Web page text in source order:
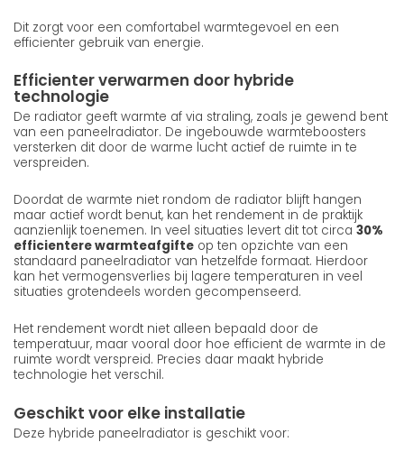
Dit zorgt voor een comfortabel warmtegevoel en een
efficienter gebruik van energie.
Efficienter verwarmen door hybride
technologie
De radiator geeft warmte af via straling, zoals je gewend bent
van een paneelradiator. De ingebouwde warmteboosters
versterken dit door de warme lucht actief de ruimte in te
verspreiden.
Doordat de warmte niet rondom de radiator blijft hangen
maar actief wordt benut, kan het rendement in de praktijk
aanzienlijk toenemen. In veel situaties levert dit tot circa 30%
efficientere warmteafgifte op ten opzichte van een
standaard paneelradiator van hetzelfde formaat. Hierdoor
kan het vermogensverlies bij lagere temperaturen in veel
situaties grotendeels worden gecompenseerd.
Het rendement wordt niet alleen bepaald door de
temperatuur, maar vooral door hoe efficient de warmte in de
ruimte wordt verspreid. Precies daar maakt hybride
technologie het verschil.
Geschikt voor elke installatie
Deze hybride paneelradiator is geschikt voor: